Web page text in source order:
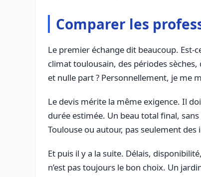
Comparer les
Le premier échange dit beaucoup. Est-
climat toulousain, des périodes
et nulle part ? Personnellement, je me
Le devis mérite la même exigence. Il
durée estimée. Un beau total final,
Toulouse ou autour, pas seulement
Et puis il y a la suite. Délais,
n’est pas toujours le bon choix. Un